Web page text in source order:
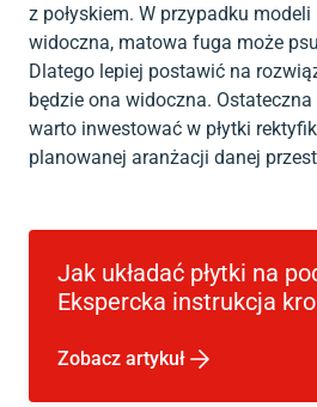
z połyskiem. W przypadku
widoczna, matowa fuga może
Dlatego lepiej postawić na
będzie ona widoczna.
warto inwestować w płytki
planowanej aranżacji danej
Jak układać płytki na
Ekspercka instrukcja
Zobacz artykuł